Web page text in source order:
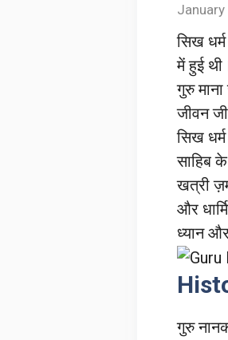
सिख
में हुई
गुरु
जीवन
सिख
साहिब
खत्री
और
ध्यान
गुरु